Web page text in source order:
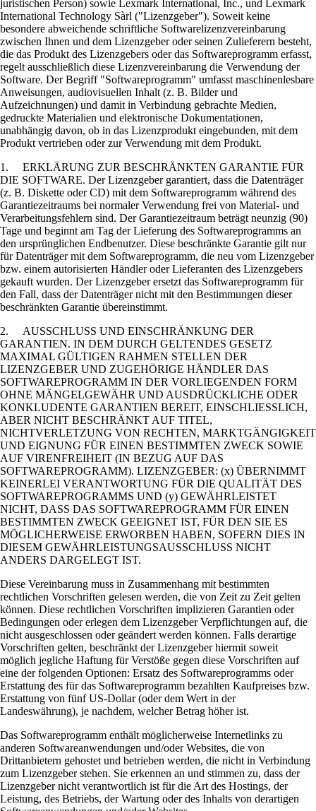
juristischen Person) sowie Lexmark International, Inc., und Lexmark
International Technology Sàrl ("Lizenzgeber"). Soweit keine
besondere abweichende schriftliche Softwarelizenzvereinbarung
zwischen Ihnen und dem Lizenzgeber oder seinen Zulieferern besteht,
die das Produkt des Lizenzgebers oder das Softwareprogramm erfasst,
regelt ausschließlich diese Lizenzvereinbarung die Verwendung der
Software. Der Begriff "Softwareprogramm" umfasst maschinenlesbare
Anweisungen, audiovisuellen Inhalt (z. B. Bilder und
Aufzeichnungen) und damit in Verbindung gebrachte Medien,
gedruckte Materialien und elektronische Dokumentationen,
unabhängig davon, ob in das Lizenzprodukt eingebunden, mit dem
Produkt vertrieben oder zur Verwendung mit dem Produkt.
1. ERKLÄRUNG ZUR BESCHRÄNKTEN GARANTIE FÜR
DIE SOFTWARE. Der Lizenzgeber garantiert, dass die Datenträger
(z. B. Diskette oder CD) mit dem Softwareprogramm während des
Garantiezeitraums bei normaler Verwendung frei von Material- und
Verarbeitungsfehlern sind. Der Garantiezeitraum beträgt neunzig (90)
Tage und beginnt am Tag der Lieferung des Softwareprogramms an
den ursprünglichen Endbenutzer. Diese beschränkte Garantie gilt nur
für Datenträger mit dem Softwareprogramm, die neu vom Lizenzgeber
bzw. einem autorisierten Händler oder Lieferanten des Lizenzgebers
gekauft wurden. Der Lizenzgeber ersetzt das Softwareprogramm für
den Fall, dass der Datenträger nicht mit den Bestimmungen dieser
beschränkten Garantie übereinstimmt.
2. AUSSCHLUSS UND EINSCHRÄNKUNG DER
GARANTIEN. IN DEM DURCH GELTENDES GESETZ
MAXIMAL GÜLTIGEN RAHMEN STELLEN DER
LIZENZGEBER UND ZUGEHÖRIGE HÄNDLER DAS
SOFTWAREPROGRAMM IN DER VORLIEGENDEN FORM
OHNE MÄNGELGEWÄHR UND AUSDRÜCKLICHE ODER
KONKLUDENTE GARANTIEN BEREIT, EINSCHLIESSLICH,
ABER NICHT BESCHRÄNKT AUF TITEL,
NICHTVERLETZUNG VON RECHTEN, MARKTGÄNGIGKEIT
UND EIGNUNG FÜR EINEN BESTIMMTEN ZWECK SOWIE
AUF VIRENFREIHEIT (IN BEZUG AUF DAS
SOFTWAREPROGRAMM). LIZENZGEBER: (x) ÜBERNIMMT
KEINERLEI VERANTWORTUNG FÜR DIE QUALITÄT DES
SOFTWAREPROGRAMMS UND (y) GEWÄHRLEISTET
NICHT, DASS DAS SOFTWAREPROGRAMM FÜR EINEN
BESTIMMTEN ZWECK GEEIGNET IST, FÜR DEN SIE ES
MÖGLICHERWEISE ERWORBEN HABEN, SOFERN DIES IN
DIESEM GEWÄHRLEISTUNGSAUSSCHLUSS NICHT
ANDERS DARGELEGT IST.
Diese Vereinbarung muss in Zusammenhang mit bestimmten
rechtlichen Vorschriften gelesen werden, die von Zeit zu Zeit gelten
können. Diese rechtlichen Vorschriften implizieren Garantien oder
Bedingungen oder erlegen dem Lizenzgeber Verpflichtungen auf, die
nicht ausgeschlossen oder geändert werden können. Falls derartige
Vorschriften gelten, beschränkt der Lizenzgeber hiermit soweit
möglich jegliche Haftung für Verstöße gegen diese Vorschriften auf
eine der folgenden Optionen: Ersatz des Softwareprogramms oder
Erstattung des für das Softwareprogramm bezahlten Kaufpreises bzw.
Erstattung von fünf US-Dollar (oder dem Wert in der
Landeswährung), je nachdem, welcher Betrag höher ist.
Das Softwareprogramm enthält möglicherweise Internetlinks zu
anderen Softwareanwendungen und/oder Websites, die von
Drittanbietern gehostet und betrieben werden, die nicht in Verbindung
zum Lizenzgeber stehen. Sie erkennen an und stimmen zu, dass der
Lizenzgeber nicht verantwortlich ist für die Art des Hostings, der
Leistung, des Betriebs, der Wartung oder des Inhalts von derartigen